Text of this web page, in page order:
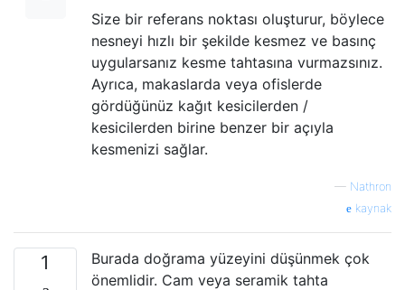
Size bir referans noktası oluşturur, böylece
nesneyi hızlı bir şekilde kesmez ve basınç
uygularsanız kesme tahtasına vurmazsınız.
Ayrıca, makaslarda veya ofislerde
gördüğünüz kağıt kesicilerden /
kesicilerden birine benzer bir açıyla
kesmenizi sağlar.
— Nathron
kaynak
1
Burada doğrama yüzeyini düşünmek çok
önemlidir. Cam veya seramik tahta